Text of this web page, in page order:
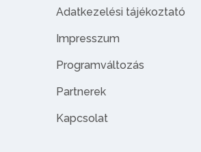
Adatkezelési tájékoztató
Impresszum
Programváltozás
Partnerek
Kapcsolat